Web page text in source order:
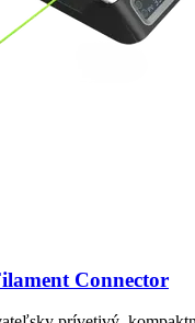
Connector